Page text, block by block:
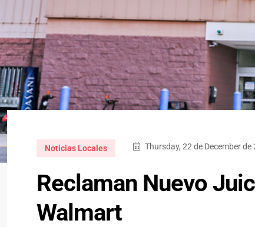
Noticias Locales Thursday, 22 de December de
Reclaman Nuevo
Walmart